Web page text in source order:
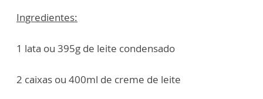
Ingredientes:
1 lata ou 395g de leite condensado
2 caixas ou 400ml de creme de leite